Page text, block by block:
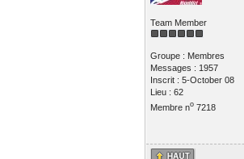
Team Member
Groupe : Membres
Messages : 1957
Inscrit : 5-October 08
Lieu : 62
Membre no7218